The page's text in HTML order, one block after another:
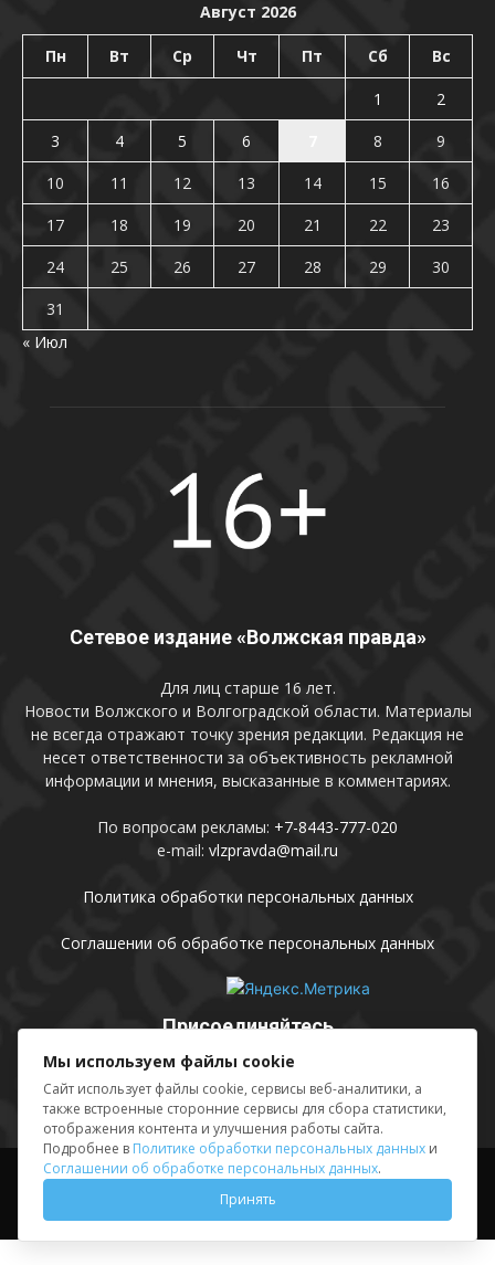
Август 2026
Пн Вт Ср Чт Пт Сб Вс
1
2
3
4 5 6 8
9
10
11 12 13 14 15
16
17
18 19 20 21 22
23
24
25 26 27 28 29
30
31
« Июл
Сетевое издание «Волжская правда»
Для лиц старше 16 лет.
Новости Волжского и Волгоградской области. Материалы
не всегда отражают точку зрения редакции. Редакция не
несет ответственности за объективность рекламной
информации и мнения, высказанные в комментариях.
По вопросам рекламы: +7-8443-777-020
e-mail: vlzpravda@mail.ru
Политика обработки персональных данных
Соглашении об обработке персональных данных
Присоединяйтесь
Выходные данные Sing in
© АМУ «Редакция газеты «Волжская правда», 2012-2026
Мы используем файлы cookie
Сайт использует файлы cookie, сервисы веб-аналитики, а
также встроенные сторонние сервисы для сбора статистики,
отображения контента и улучшения работы сайта.
Подробнее в Политике обработки персональных данных и
Соглашении об обработке персональных данных.
Принять